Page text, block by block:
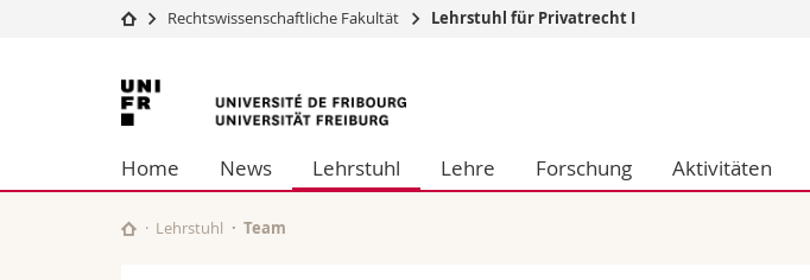
Universität
Studium
Forschung
Universität
Weiterbildung
Wirtschafts- und Sozialwissenschaftliche Fak.
Philosophische Fak.
Rechtswissenschaftliche Fakultät Lehrstuhl für Privatrecht I
Universität
Freiburg
Home News Lehrstuhl Lehre Forschung Aktivitäten
Lehrstuhl Team